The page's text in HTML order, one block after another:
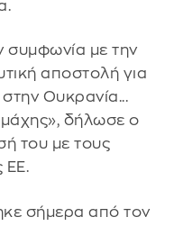
συμφωνία με την
αποστολή για
Ουκρανία...
μάχης», δήλωσε ο
του με τους
ΕΕ.
σήμερα από τον